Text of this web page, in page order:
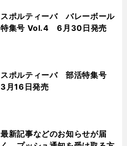
スポルティーバ バレーボール
特集号 Vol.4 6月30日発売
スポルティーバ 部活特集号
3月16日発売
最新記事などのお知らせが届